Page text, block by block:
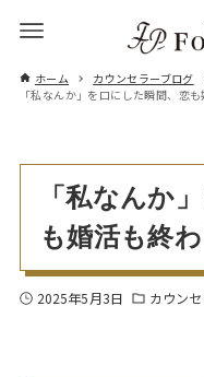
ホーム
カウンセラーブログ
「私なんか」を口にした瞬間、恋
「私なんか
も婚活も終
2025年5月3日 カウン